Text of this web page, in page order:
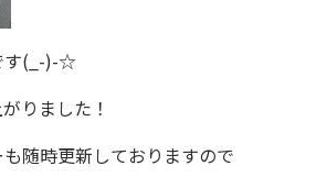
す(_-)-☆
りました！
随時更新しておりますので